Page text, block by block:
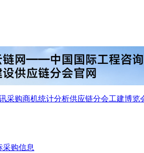
采购商机统计分析供应链分会工建博览
采购信息